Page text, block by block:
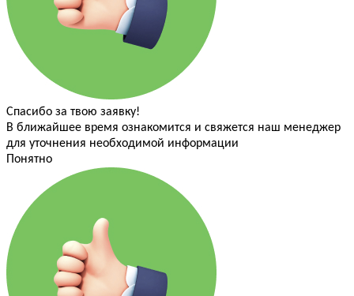
Спасибо за твою заявку!
В ближайшее время ознакомится и свяжется наш менеджер
для уточнения необходимой информации
Понятно